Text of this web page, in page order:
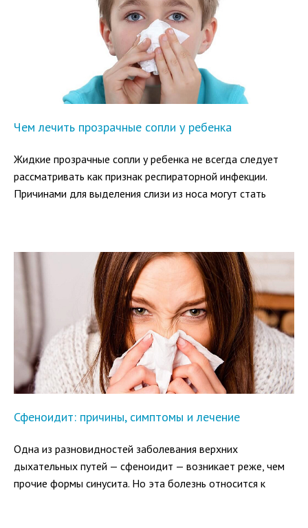
Чем лечить прозрачные сопли у ребенка
Жидкие прозрачные сопли у ребенка не всегда следует
рассматривать как признак респираторной инфекции.
Причинами для выделения слизи из носа могут стать
сезонной симптоматики и следует ли родителям
обращаться за медицинской помощью.
Сфеноидит: причины, симптомы и лечение
Одна из разновидностей заболевания верхних
дыхательных путей — сфеноидит — возникает реже, чем
прочие формы синусита. Но эта болезнь относится к